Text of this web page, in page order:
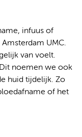
infuus of
UMC.
van voelt.
noemen we ook
huid tijdelijk. Zo
of het